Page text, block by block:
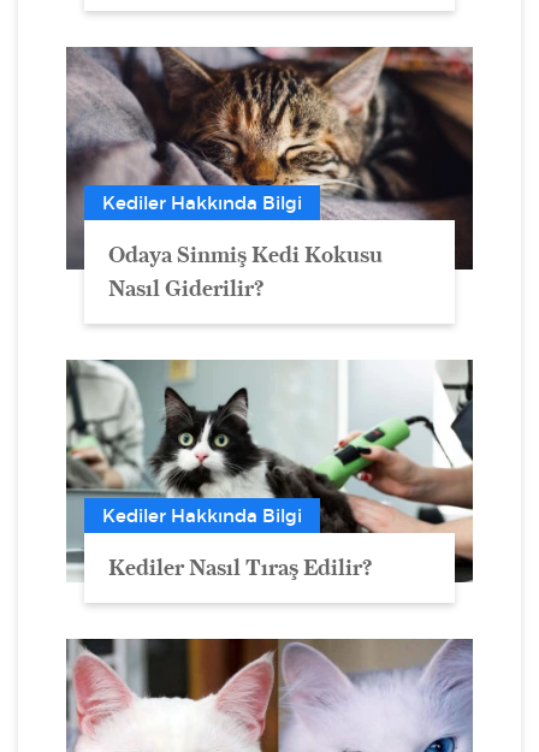
Kediler Hakkında Bilgi
Odaya Sinmiş Kedi Kokusu
Nasıl Giderilir?
Kediler Hakkında Bilgi
Kediler Nasıl Tıraş Edilir?